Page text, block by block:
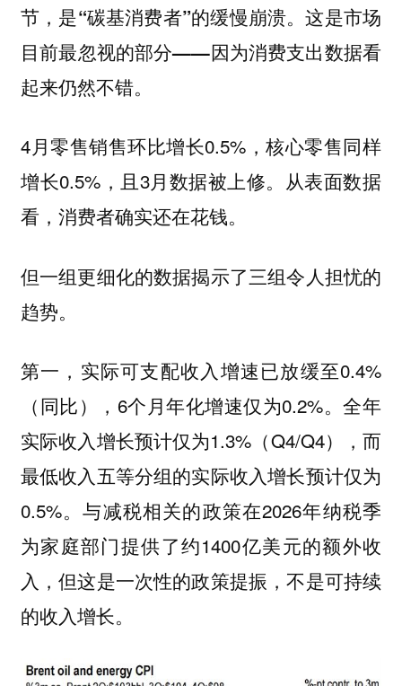
节，是“碳基消费者”的缓慢崩溃。这是市场
目前最忽视的部分——因为消费支出数据看
起来仍然不错。
4月零售销售环比增长0.5%，核心零售同样
增长0.5%，且3月数据被上修。从表面数据
看，消费者确实还在花钱。
但一组更细化的数据揭示了三组令人担忧的
趋势。
第一，实际可支配收入增速已放缓至0.4%
（同比），6个月年化增速仅为0.2%。全年
实际收入增长预计仅为1.3%（Q4/Q4），而
最低收入五等分组的实际收入增长预计仅为
0.5%。与减税相关的政策在2026年纳税季
为家庭部门提供了约1400亿美元的额外收
入，但这是一次性的政策提振，不是可持续
的收入增长。